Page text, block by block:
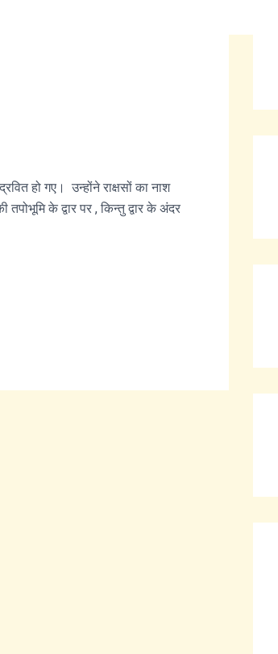
हो गए। उन्होंने राक्षसों का नाश
के द्वार पर , किन्तु द्वार के अंदर